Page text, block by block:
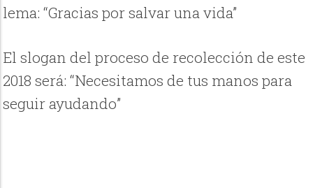
lema: “Gracias por salvar una vida”
El slogan del proceso de recolección de este
2018 será: “Necesitamos de tus manos para
seguir ayudando”